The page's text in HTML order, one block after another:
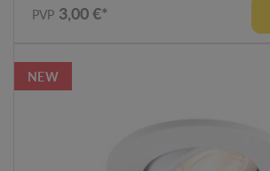
PVP 3,00 €*
NEW